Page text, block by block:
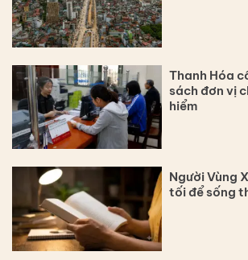
Thanh Hóa
sách đơn vị
hiểm
Người Vùng
tối để sống